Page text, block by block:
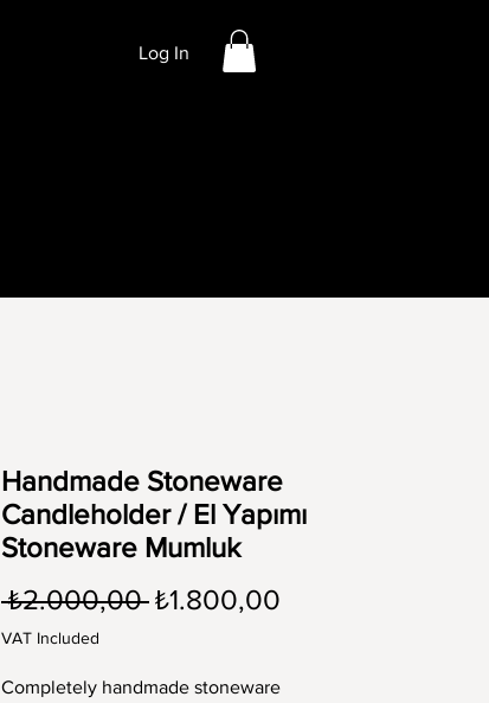
Log In
Handmade Stoneware
Candleholder / El Yapımı
Stoneware Mumluk
₺2.000,00 Regular
₺1.800,00
VAT Included
Completely handmade stoneware